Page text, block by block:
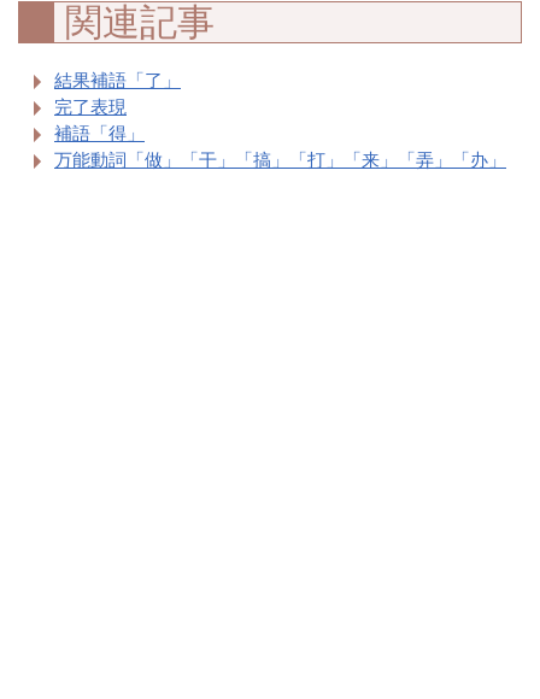
関連記事
結果補語「了」
完了表現
補語「得」
万能動詞「做」「干」「搞」「打」「来」「弄」「办」